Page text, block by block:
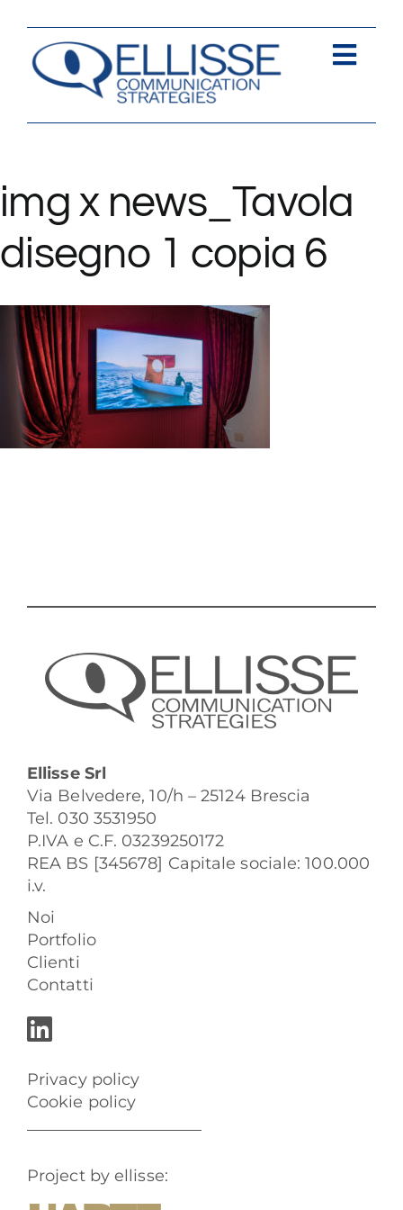
contenuto
img x news_Tavola
disegno 1 copia 6
Ellisse Srl
Via Belvedere, 10/h – 25124 Brescia
Tel. 030 3531950
P.IVA e C.F. 03239250172
REA BS [345678] Capitale sociale: 100.000
i.v.
Noi
Portfolio
Clienti
Contatti
Privacy policy
Cookie policy
Project by ellisse: